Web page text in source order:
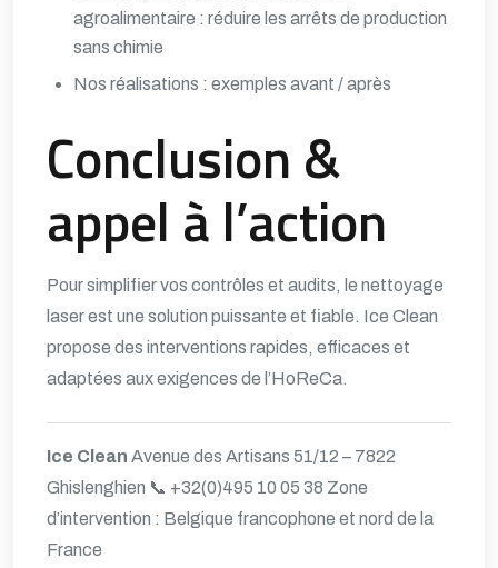
agroalimentaire : réduire les arrêts de production
sans chimie
Nos réalisations : exemples avant / après
Conclusion &
appel à l’action
Pour simplifier vos contrôles et audits, le nettoyage
laser est une solution puissante et fiable. Ice Clean
propose des interventions rapides, efficaces et
adaptées aux exigences de l’HoReCa.
Ice Clean Avenue des Artisans 51/12 – 7822
Ghislenghien 📞 +32(0)495 10 05 38 Zone
d’intervention : Belgique francophone et nord de la
France